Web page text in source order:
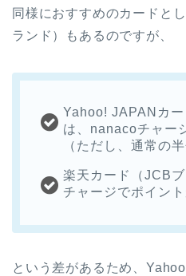
同様におすすめのカードと
ランド）もあるのですが、
Yahoo! JAPANカー
は、nanacoチャー
（ただし、通常の
楽天カード（JCB
チャージでポイント
という差があるため、